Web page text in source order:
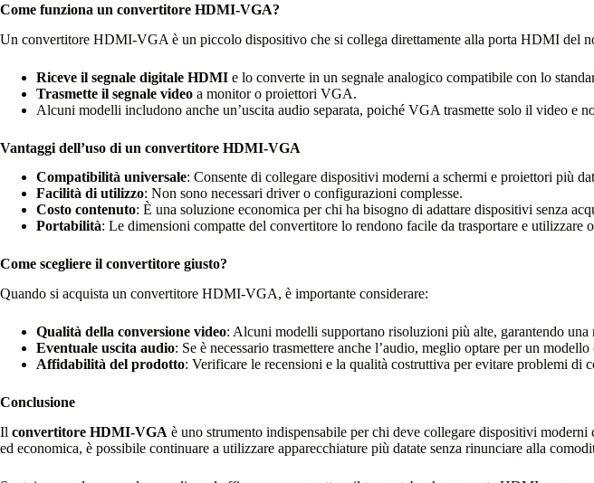
Come funziona un convertitore HDMI-VGA?
Un convertitore HDMI-VGA è un piccolo dispositivo che si collega direttamente alla porta HDMI del
Riceve il segnale digitale HDMI e lo converte in un segnale analogico compatibile con lo
Trasmette il segnale video a monitor o proiettori VGA.
Alcuni modelli includono anche un’uscita audio separata, poiché VGA trasmette solo il video e
Vantaggi dell’uso di un convertitore HDMI-VGA
Compatibilità universale: Consente di collegare dispositivi moderni a schermi e proiettori più
Facilità di utilizzo: Non sono necessari driver o configurazioni complesse.
Costo contenuto: È una soluzione economica per chi ha bisogno di adattare dispositivi senza
Portabilità: Le dimensioni compatte del convertitore lo rendono facile da trasportare e utilizzare
Come scegliere il convertitore giusto?
Quando si acquista un convertitore HDMI-VGA, è importante considerare:
Qualità della conversione video: Alcuni modelli supportano risoluzioni più alte, garantendo una
Eventuale uscita audio: Se è necessario trasmettere anche l’audio, meglio optare per un
Affidabilità del prodotto: Verificare le recensioni e la qualità costruttiva per evitare problemi di
Conclusione
Il convertitore HDMI-VGA è uno strumento indispensabile per chi deve collegare dispositivi
ed economica, è possibile continuare a utilizzare apparecchiature più datate senza rinunciare alla